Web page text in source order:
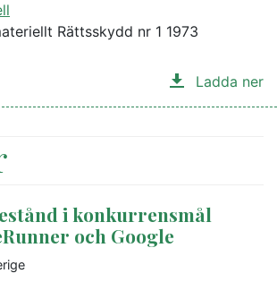
Rättsskydd nr 1 1973
Ladda ner
i konkurrensmål
och Google